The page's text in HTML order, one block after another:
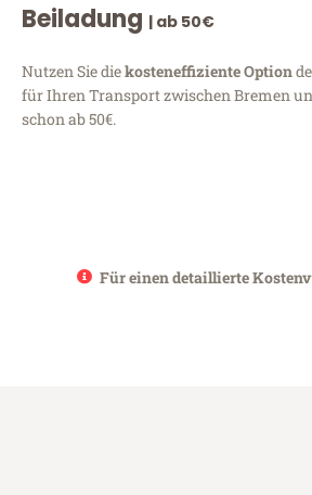
Beiladung | ab 50€
Nutzen Sie diekosteneffiziente Option
für Ihren Transport zwischen Bremen
schon ab 50€.
Für einen detaillierte